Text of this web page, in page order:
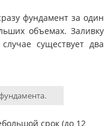
фундамент за один
объемах. Заливку
существует два
срок (до 12